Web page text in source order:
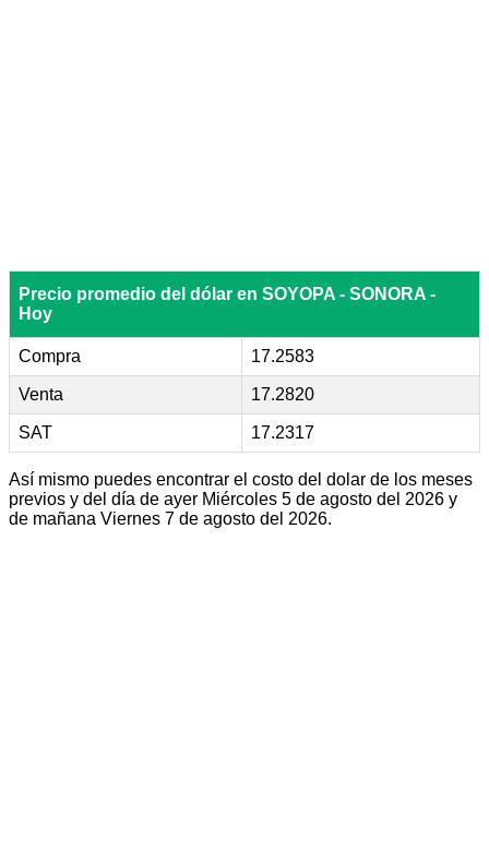
Precio promedio del dólar en SOYOPA - SONORA -
Hoy
Compra 17.2583
Venta 17.2820
SAT 17.2317
Así mismo puedes encontrar el costo del dolar de los meses
previos y del día de ayer Miércoles 5 de agosto del 2026 y
de mañana Viernes 7 de agosto del 2026.